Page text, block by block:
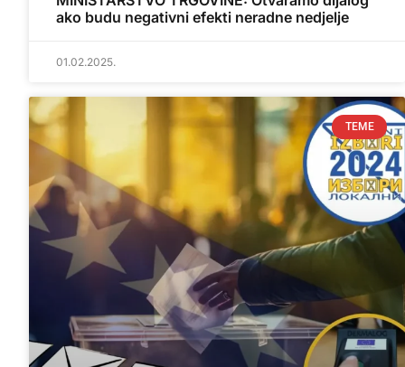
ako budu negativni efekti neradne nedjelje
01.02.2025.
TEME